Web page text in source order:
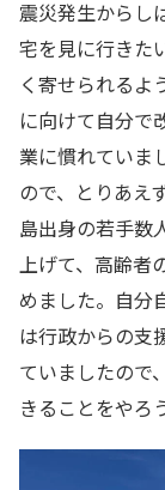
震災発生からし
宅を見に行きた
く寄せられるよ
に向けて自分で
業に慣れていま
ので、とりあえ
島出身の若手数
上げて、高齢者
めました。自分
は行政からの支
ていましたので
きることをやろ